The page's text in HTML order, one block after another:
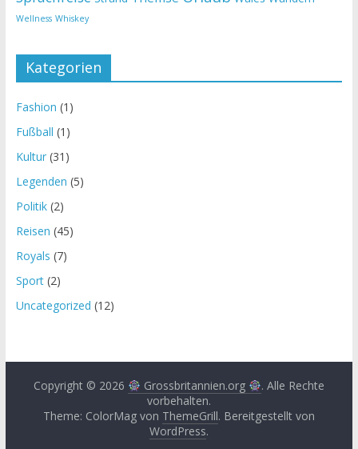
Wellness Whiskey
Kategorien
Fashion (1)
Fußball (1)
Kultur(31)
Legenden (5)
Politik(2)
Reisen (45)
Royals (7)
Sport(2)
Uncategorized (12)
Copyright © 2026 Grossbritannien.org
. Alle Rechte
vorbehalten.
Theme: ColorMag von ThemeGrill. Bereitgestellt von
WordPress.